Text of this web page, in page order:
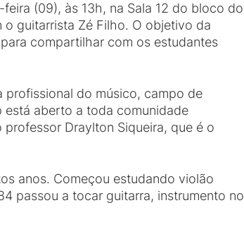
(09), às 13h, na Sala 12 do bloco do
guitarrista Zé Filho. O objetivo da
compartilhar com os estudantes
profissional do músico, campo de
está aberto a toda comunidade
Draylton Siqueira, que é o
anos. Começou estudando violão
passou a tocar guitarra, instrumento no